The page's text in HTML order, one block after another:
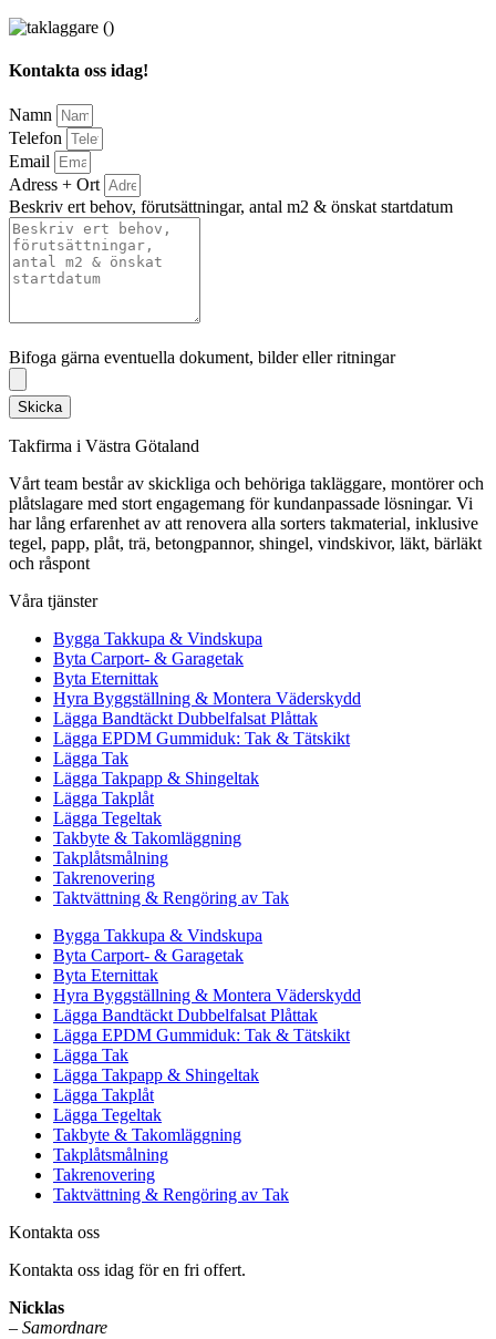
Kontakta oss idag!
Namn
Telefon
Email
Adress + Ort
Beskriv ert behov, förutsättningar, antal m2 & önskat startdatum
Bifoga gärna eventuella dokument, bilder eller ritningar
Skicka
Takfirma i Västra Götaland
Vårt team består av skickliga och behöriga takläggare, montörer och
plåtslagare med stort engagemang för kundanpassade lösningar. Vi
har lång erfarenhet av att renovera alla sorters takmaterial, inklusive
tegel, papp, plåt, trä, betongpannor, shingel, vindskivor, läkt, bärläkt
och råspont
Våra tjänster
Bygga Takkupa & Vindskupa
Byta Carport- & Garagetak
Byta Eternittak
Hyra Byggställning & Montera Väderskydd
Lägga Bandtäckt Dubbelfalsat Plåttak
Lägga EPDM Gummiduk: Tak & Tätskikt
Lägga Tak
Lägga Takpapp & Shingeltak
Lägga Takplåt
Lägga Tegeltak
Takbyte & Takomläggning
Takplåtsmålning
Takrenovering
Taktvättning & Rengöring av Tak
Bygga Takkupa & Vindskupa
Byta Carport- & Garagetak
Byta Eternittak
Hyra Byggställning & Montera Väderskydd
Lägga Bandtäckt Dubbelfalsat Plåttak
Lägga EPDM Gummiduk: Tak & Tätskikt
Lägga Tak
Lägga Takpapp & Shingeltak
Lägga Takplåt
Lägga Tegeltak
Takbyte & Takomläggning
Takplåtsmålning
Takrenovering
Taktvättning & Rengöring av Tak
Kontakta oss
Kontakta oss idag för en fri offert.
Nicklas
– Samordnare